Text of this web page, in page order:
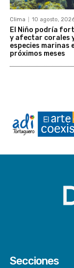
Clima 10 agosto,
El Niño podría
y afectar corales
especies marinas
próximos meses
Secciones